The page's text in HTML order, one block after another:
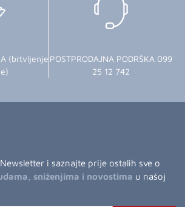
(brtvljenje POSTPRODAJNA PODRŠKA 099
25 12 742
i saznajte prije ostalih sve o
sniženjima i novostima u našoj